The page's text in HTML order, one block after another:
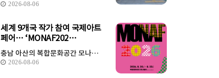
2026-08-06
세계 9개국 작가 참여 국제아트
페어… ‘MONAF202…
충남 아산의 복합문화공간 모나…
2026-08-06